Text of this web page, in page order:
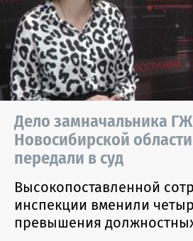
Дело замначальника
Новосибирской
передали в суд
Высокопоставленной
инспекции вменили
превышения